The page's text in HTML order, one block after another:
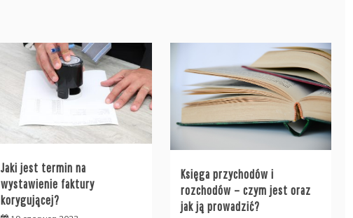
Jaki jest termin na
wystawienie faktury
korygującej?
Księga przychodów i
rozchodów – czym jest oraz
jak ją prowadzić?